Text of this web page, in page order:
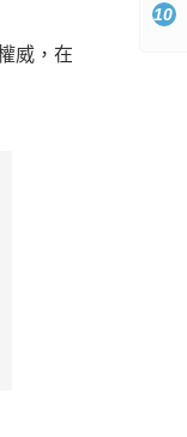
威，在
10